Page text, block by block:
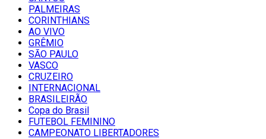
PALMEIRAS
CORINTHIANS
AO VIVO
GRÊMIO
SĀO PAULO
VASCO
CRUZEIRO
INTERNACIONAL
BRASILEIRÃO
Copa do Brasil
FUTEBOL FEMININO
CAMPEONATO LIBERTADORES